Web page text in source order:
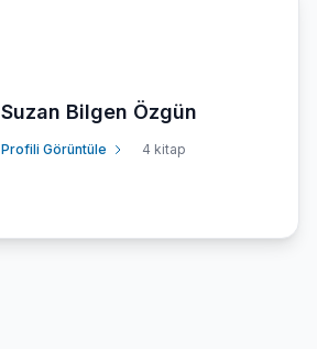
Suzan Bilgen Özgün
Profili Görüntüle 4 kitap